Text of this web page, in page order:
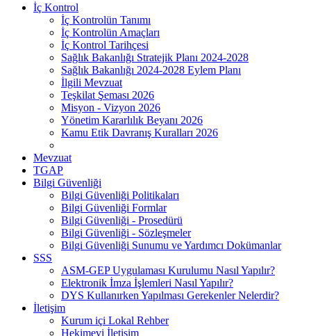
İç Kontrol
İç Kontrolün Tanımı
İç Kontrolün Amaçları
İç Kontrol Tarihçesi
Sağlık Bakanlığı Stratejik Planı 2024-2028
Sağlık Bakanlığı 2024-2028 Eylem Planı
İlgili Mevzuat
Teşkilat Şeması 2026
Misyon - Vizyon 2026
Yönetim Kararlılık Beyanı 2026
Kamu Etik Davranış Kuralları 2026
Mevzuat
TGAP
Bilgi Güvenliği
Bilgi Güvenliği Politikaları
Bilgi Güvenliği Formlar
Bilgi Güvenliği - Prosedürü
Bilgi Güvenliği - Sözleşmeler
Bilgi Güvenliği Sunumu ve Yardımcı Dokümanlar
SSS
ASM-GEP Uygulaması Kurulumu Nasıl Yapılır?
Elektronik İmza İşlemleri Nasıl Yapılır?
DYS Kullanırken Yapılması Gerekenler Nelerdir?
İletişim
Kurum içi Lokal Rehber
Hekimevi İletişim